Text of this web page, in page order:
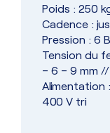
Poids : 250
Cadence :
Pression : 6
Tension du
– 6 – 9 mm
Alimentation
400 V tri